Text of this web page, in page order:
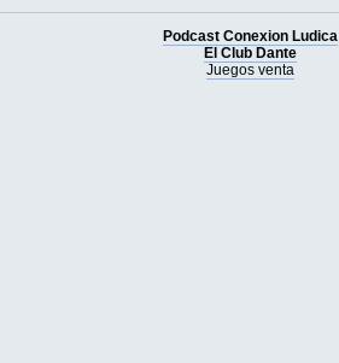
Podcast Conexion Ludica
El Club Dante
Juegos venta